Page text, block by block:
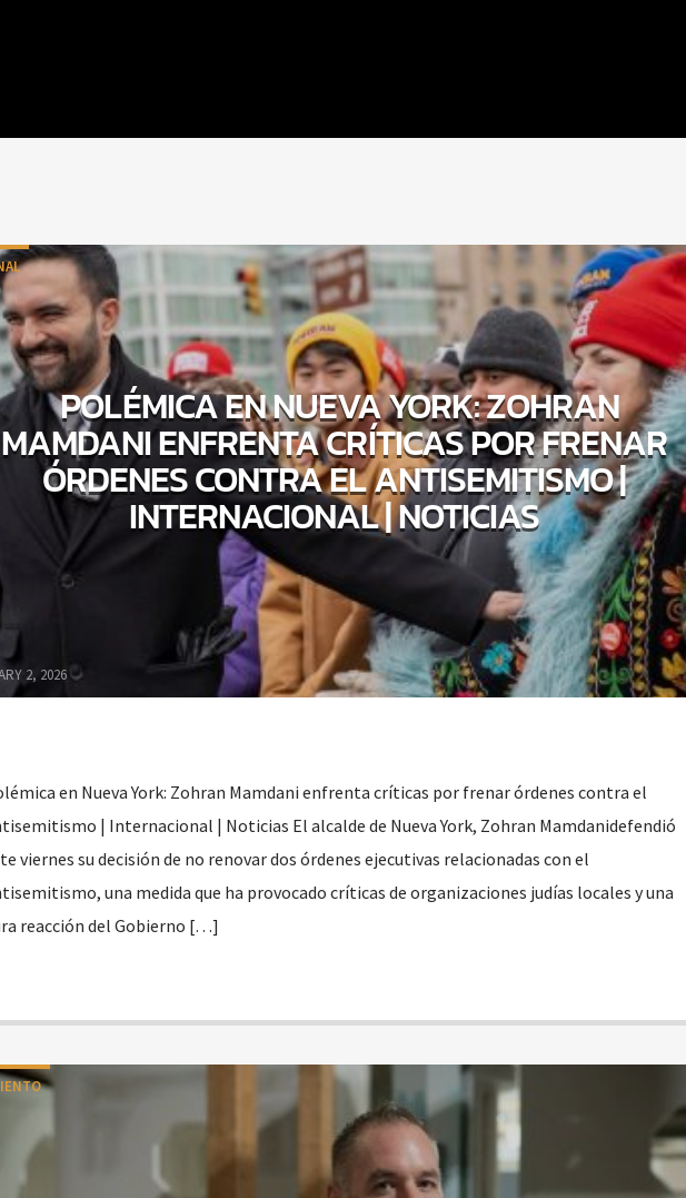
POLÉMICA EN NUEVA YORK: ZOHRAN
MAMDANI ENFRENTA CRÍTICAS POR FRENAR
ÓRDENES CONTRA EL ANTISEMITISMO |
INTERNACIONAL | NOTICIAS
2, 2026
en Nueva York: Zohran Mamdani enfrenta críticas por frenar órdenes contra el
| Internacional | Noticias El alcalde de Nueva York, Zohran Mamdanidefendió
viernes su decisión de no renovar dos órdenes ejecutivas relacionadas con el
una medida que ha provocado críticas de organizaciones judías locales y una
reacción del Gobierno […]